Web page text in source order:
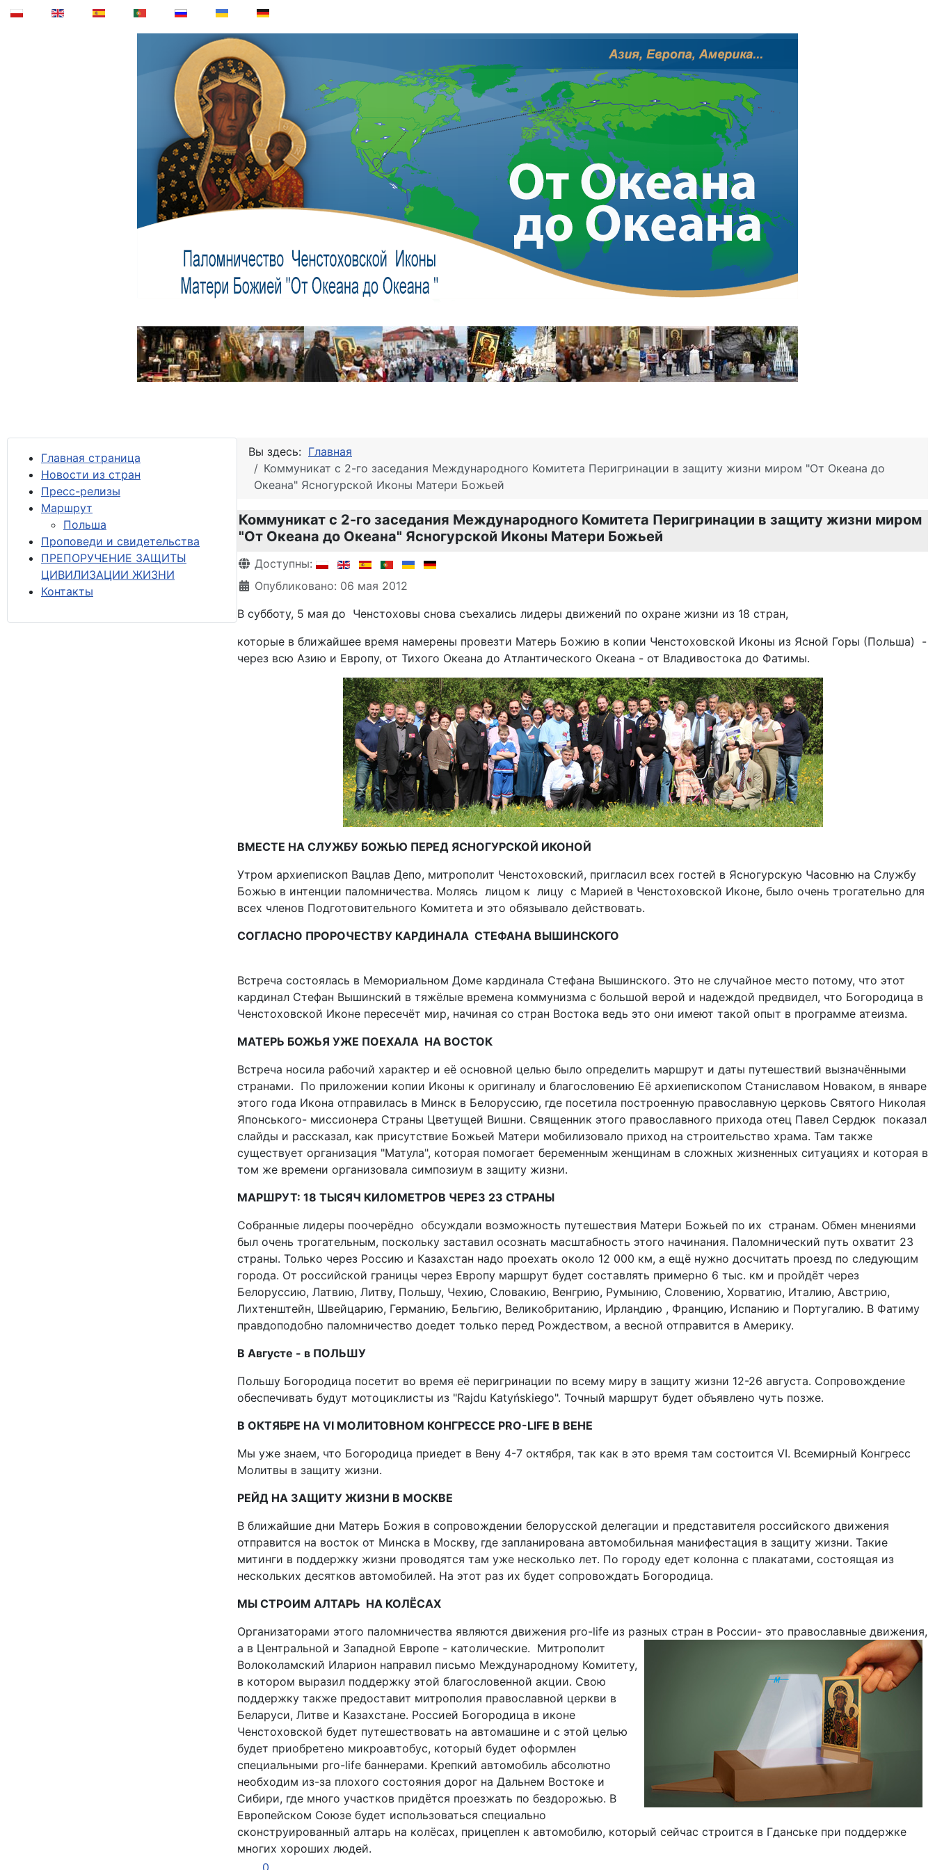
Главная страница
Новости из стран
Пресс-релизы
Маршрут
Польша
Проповеди и свидетельства
ПРЕПОРУЧЕНИЕ ЗАЩИТЫ
ЦИВИЛИЗАЦИИ ЖИЗНИ
Контакты
Вы здесь: Главная
Коммуникат с 2-го заседания Международного Комитета Перигринации в защиту жизни миром "От Океана до
Океана" Ясногурской Иконы Матери Божьей
Коммуникат с 2-го заседания Международного Комитета Перигринации в защиту жизни миром
"От Океана до Океана" Ясногурской Иконы Матери Божьей
Информация о материале
Доступны:
Опубликовано: 06 мая 2012
В субботу, 5 мая до Ченстоховы снова съехались лидеры движений по охране жизни из 18 стран,
которые в ближайшее время намерены провезти Матерь Божию в копии Ченстоховской Иконы из Ясной Горы (Польша) -
через всю Азию и Европу, от Тихого Океана до Атлантического Океана - от Владивостока до Фатимы.
ВМЕСТЕ НА СЛУЖБУ БОЖЬЮ ПЕРЕД ЯСНОГУРСКОЙ ИКОНОЙ
Утром архиепископ Вацлав Депо, митрополит Ченстоховский, пригласил всех гостей в Ясногурскую Часовню на Службу
Божью в интенции паломничества. Молясь лицом к лицу с Марией в Ченстоховской Иконе, было очень трогательно для
всех членов Подготовительного Комитета и это обязывало действовать.
СОГЛАСНО ПРОРОЧЕСТВУ КАРДИНАЛА СТЕФАНА ВЫШИНСКОГО
Встреча состоялась в Мемориальном Доме кардинала Стефана Вышинского. Это не случайное место потому, что этот
кардинал Стефан Вышинский в тяжёлые времена коммунизма с большой верой и надеждой предвидел, что Богородица в
Ченстоховской Иконе пересечёт мир, начиная со стран Востока ведь это они имеют такой опыт в программе атеизма.
МАТЕРЬ БОЖЬЯ УЖЕ ПОЕХАЛА НА ВОСТОК
Встреча носила рабочий характер и её основной целью было определить маршрут и даты путешествий вызначёнными
странами. По приложении копии Иконы к оригиналу и благословению Её архиепископом Станиславом Новаком, в январе
этого года Икона отправилась в Минск в Белоруссию, где посетила построенную православную церковь Святого Николая
Японського- миссионера Страны Цветущей Вишни. Священник этого православного прихода отец Павел Сердюк показал
слайды и рассказал, как присутствие Божьей Матери мобилизовало приход на строительство храма. Там также
существует организация "Матула", которая помогает беременным женщинам в сложных жизненных ситуациях и которая в
том же времени организовала симпозиум в защиту жизни.
МАРШРУТ: 18 ТЫСЯЧ КИЛОМЕТРОВ ЧЕРЕЗ 23 СТРАНЫ
Собранные лидеры поочерёдно обсуждали возможность путешествия Матери Божьей по их странам. Обмен мнениями
был очень трогательным, поскольку заставил осознать масштабность этого начинания. Паломнический путь охватит 23
страны. Только через Россию и Казахстан надо проехать около 12 000 км, а ещё нужно досчитать проезд по следующим
города. От российской границы через Европу маршрут будет составлять примерно 6 тыс. км и пройдёт через
Белоруссию, Латвию, Литву, Польшу, Чехию, Словакию, Венгрию, Румынию, Словению, Хорватию, Италию, Австрию,
Лихтенштейн, Швейцарию, Германию, Бельгию, Великобританию, Ирландию , Францию, Испанию и Португалию. В Фатиму
правдоподобно паломничество доедет только перед Рождеством, а весной отправится в Америку.
В Августе - в ПОЛЬШУ
Польшу Богородица посетит во время её перигринации по всему миру в защиту жизни 12-26 августа. Сопровождение
обеспечивать будут мотоциклисты из "Rajdu Katyńskiego". Точный маршрут будет объявлено чуть позже.
В ОКТЯБРЕ НА VI МОЛИТОВНОМ КОНГРЕССЕ PRO-LIFE В ВЕНЕ
Мы уже знаем, что Богородица приедет в Вену 4-7 октября, так как в это время там состоится VI. Всемирный Конгресс
Молитвы в защиту жизни.
РЕЙД НА ЗАЩИТУ ЖИЗНИ В МОСКВЕ
В ближайшие дни Матерь Божия в сопровождении белорусской делегации и представителя российского движения
отправится на восток от Минска в Москву, где запланирована автомобильная манифестация в защиту жизни. Такие
митинги в поддержку жизни проводятся там уже несколько лет. По городу едет колонна с плакатами, состоящая из
нескольких десятков автомобилей. На этот раз их будет сопровождать Богородица.
МЫ СТРОИМ АЛТАРЬ НА КОЛЁСАХ
Организаторами этого паломничества являются движения pro-life из разных стран в России- это православные движения,
а в Центральной и Западной Европе - католические. Митрополит
Волоколамский Иларион направил письмо Международному Комитету,
в котором выразил поддержку этой благословенной акции. Свою
поддержку также предоставит митрополия православной церкви в
Беларуси, Литве и Казахстане. Россией Богородица в иконе
Ченстоховской будет путешествовать на автомашине и с этой целью
будет приобретено микроавтобус, который будет оформлен
специальными pro-life баннерами. Крепкий автомобиль абсолютно
необходим из-за плохого состояния дорог на Дальнем Востоке и
Сибири, где много участков придётся проезжать по бездорожью. В
Европейском Союзе будет использоваться специально
сконструированный алтарь на колёсах, прицеплен к автомобилю, который сейчас строится в Гданське при поддержке
многих хороших людей.
0